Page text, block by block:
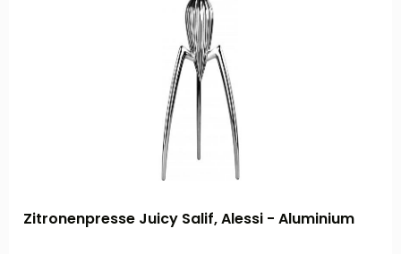
Zitronenpresse Juicy Salif, Alessi - Aluminium